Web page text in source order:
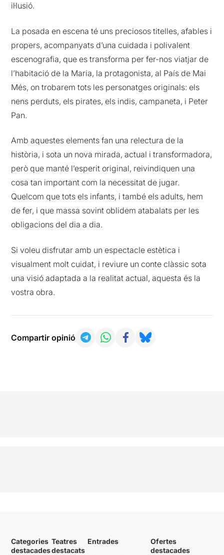
il·lusió.
La posada en escena té uns preciosos titelles, afables i
propers, acompanyats d’una cuidada i polivalent
escenografia, que es transforma per fer-nos viatjar de
l’habitació de la Maria, la protagonista, al País de Mai
Més, on trobarem tots les personatges originals: els
nens perduts, els pirates, els indis, campaneta, i Peter
Pan.
Amb aquestes elements fan una relectura de la
història, i sota un nova mirada, actual i transformadora,
però que manté l’esperit original, reivindiquen una
cosa tan important com la necessitat de jugar.
Quelcom que tots els infants, i també els adults, hem
de fer, i que massa sovint oblidem atabalats per les
obligacions del dia a dia.
Si voleu disfrutar amb un espectacle estètica i
visualment molt cuidat, i reviure un conte clàssic sota
una visió adaptada a la realitat actual, aquesta és la
vostra obra.
Compartir opinió
Categories
destacades
Teatres
destacats
Entrades
Ofertes
destacades